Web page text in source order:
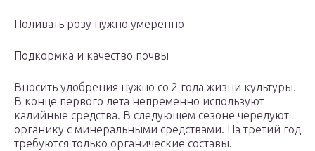
Поливать розу нужно умеренно
Подкормка и качество почвы
Вносить удобрения нужно со 2 года жизни культуры.
В конце первого лета непременно используют
калийные средства. В следующем сезоне чередуют
органику с минеральными средствами. На третий год
требуются только органические составы.